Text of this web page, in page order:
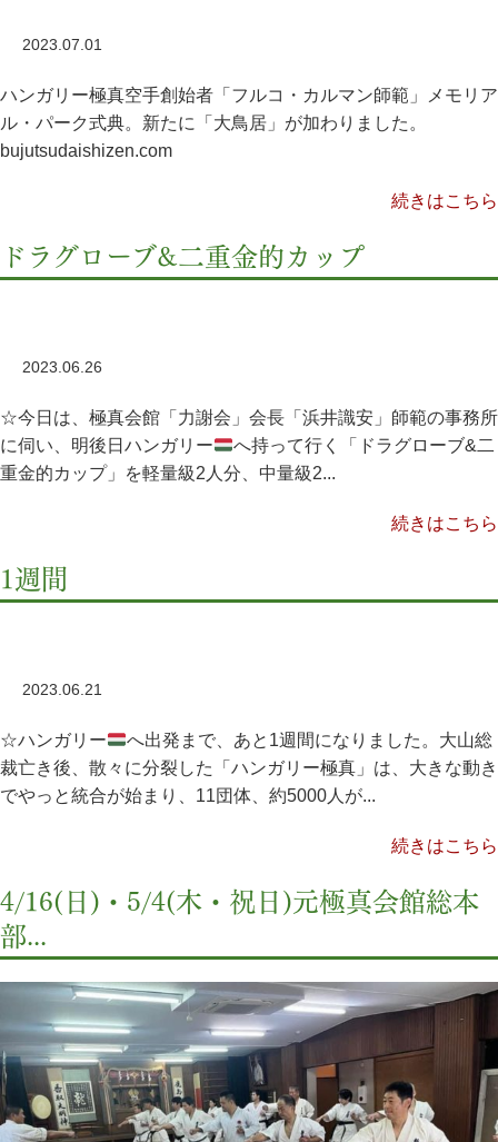
2023.07.01
ハンガリー極真空手創始者「フルコ・カルマン師範」メモリア
ル・パーク式典。新たに「大鳥居」が加わりました。
bujutsudaishizen.com
続きはこちら
ドラグローブ&二重金的カップ
2023.06.26
☆今日は、極真会館「力謝会」会長「浜井識安」師範の事務所
に伺い、明後日ハンガリー
へ持って行く「ドラグローブ&二
重金的カップ」を軽量級2人分、中量級2...
続きはこちら
1週間
2023.06.21
☆ハンガリー
へ出発まで、あと1週間になりました。大山総
裁亡き後、散々に分裂した「ハンガリー極真」は、大きな動き
でやっと統合が始まり、11団体、約5000人が...
続きはこちら
4/16(日)・5/4(木・祝日)元極真会館総本
部...